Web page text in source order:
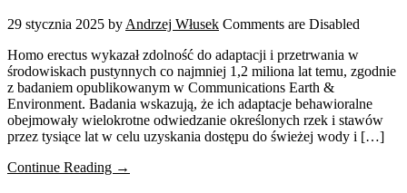
29 stycznia 2025 by Andrzej Włusek Comments are Disabled
Homo erectus wykazał zdolność do adaptacji i przetrwania w
środowiskach pustynnych co najmniej 1,2 miliona lat temu, zgodnie
z badaniem opublikowanym w Communications Earth &
Environment. Badania wskazują, że ich adaptacje behawioralne
obejmowały wielokrotne odwiedzanie określonych rzek i stawów
przez tysiące lat w celu uzyskania dostępu do świeżej wody i […]
Continue Reading →